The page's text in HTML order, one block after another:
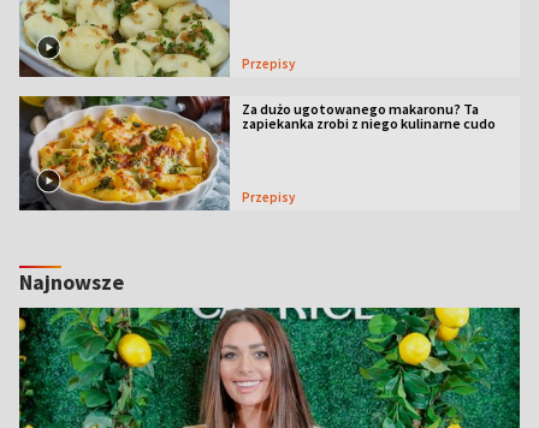
Przepisy
Za dużo ugotowanego makaronu? Ta
zapiekanka zrobi z niego kulinarne cudo
Przepisy
Najnowsze